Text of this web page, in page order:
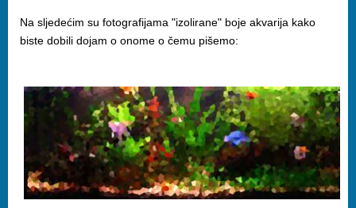
Na sljedećim su fotografijama "izolirane" boje akvarija kako
biste dobili dojam o onome o čemu pišemo: